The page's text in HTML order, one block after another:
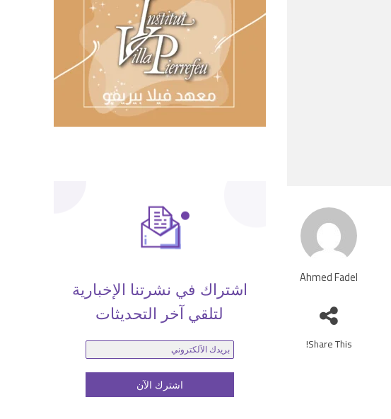
اشتراك في نشرتنا الإخبارية
لتلقي آخر التحديثات
Ahmed Fadel
Share This!